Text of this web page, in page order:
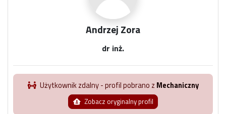
Andrzej Zora
dr inż.
Użytkownik zdalny - profil pobrano z Mechaniczny
Zobacz oryginalny profil